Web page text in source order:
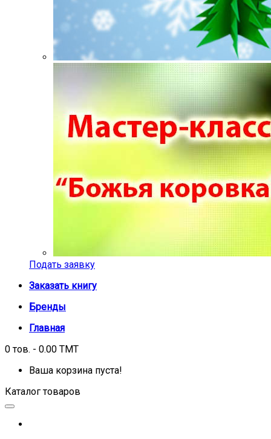
Подать заявку
Заказать книгу
Бренды
Главная
0 тов. - 0.00 TMT
Ваша корзина пуста!
Каталог товаров